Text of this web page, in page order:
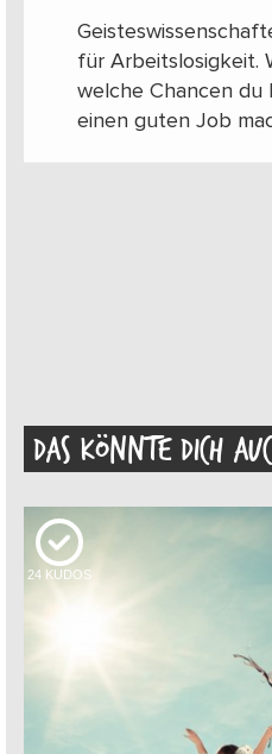
für Arbeitslosigkeit.
welche Chancen du
einen guten Job
DAS KÖNNTE DICH
24 KUDOS